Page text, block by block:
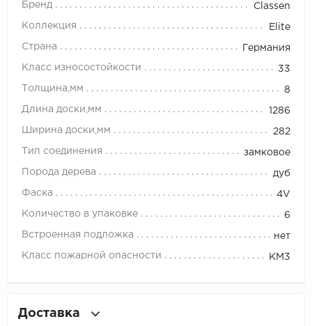
No brand
Pergo
Quality Flooring
Smartprofile
Бренд Classen
Коллекция Elite
Страна Германия
Класс износостойкости 33
Толщина,мм 8
Длина доски,мм 1286
Ширина доски,мм 282
Тип соединения замковое
Порода дерева дуб
Фаска 4V
Количество в упаковке 6
Встроенная подложка нет
Класс пожарной опасности КМ3
Доставка